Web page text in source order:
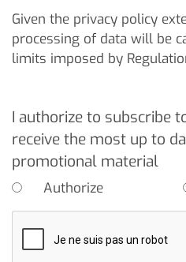
Given the privacy policy
processing of data will be
limits imposed by
I authorize to subscribe
receive the most up to
promotional material
Authorize